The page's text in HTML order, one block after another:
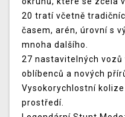
20 tratí včetně
časem, arén, úrovní s
mnoha dalšího.
27 nastavitelných
oblíbenců a nových
Vysokorychlostní
prostředí.